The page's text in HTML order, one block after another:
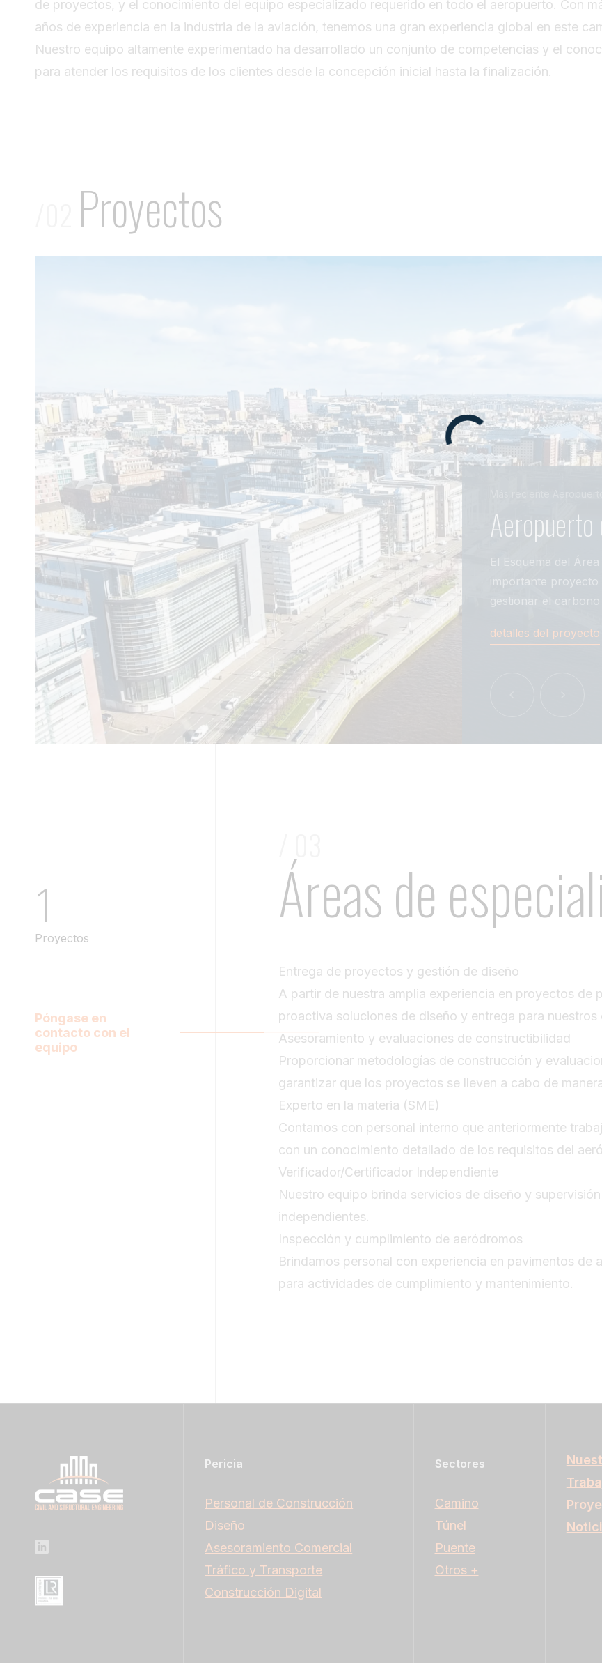
de proyectos, y el conocimiento del equipo especializado requerido en todo el aeropuerto. Con
años de experiencia en la industria de la aviación, tenemos una gran experiencia global en este
Nuestro equipo altamente experimentado ha desarrollado un conjunto de competencias y el
para atender los requisitos de los clientes desde la concepción inicial hasta la finalización.
Proyectos
El Esquema del
importante
gestionar el
detalles del proyecto
1
Proyectos
Póngase en
contacto con el
equipo
Áreas de
Entrega de proyectos y gestión de diseño
A partir de nuestra amplia experiencia en proyectos de
proactiva soluciones de diseño y entrega para nuestros
Asesoramiento y evaluaciones de constructibilidad
Proporcionar metodologías de construcción y
garantizar que los proyectos se lleven a cabo de
Experto en la materia (SME)
Contamos con personal interno que anteriormente
con un conocimiento detallado de los requisitos del
Verificador/Certificador Independiente
Nuestro equipo brinda servicios de diseño y
independientes.
Inspección y cumplimiento de aeródromos
Brindamos personal con experiencia en pavimentos
para actividades de cumplimiento y mantenimiento.
Pericia
Personal de Construcción
Diseño
Asesoramiento Comercial
Tráfico y Transporte
Construcción Digital
Sectores
Camino
Túnel
Puente
Otros +